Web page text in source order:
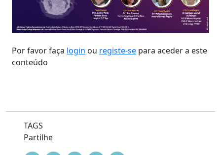
Por favor faça login ou registe-se para aceder a este
conteúdo
TAGS
Partilhe